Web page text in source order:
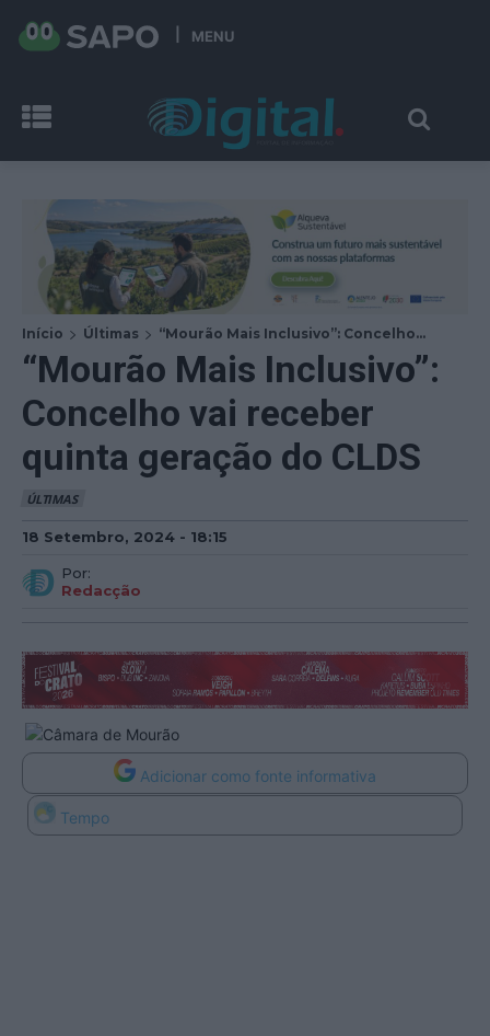
MENU
Início Últimas “Mourão Mais Inclusivo”: Concelho...
“Mourão Mais Inclusivo”:
Concelho vai receber
quinta geração do CLDS
ÚLTIMAS
18 Setembro, 2024 - 18:15
Por:
Redacção
Adicionar como fonte informativa
Tempo